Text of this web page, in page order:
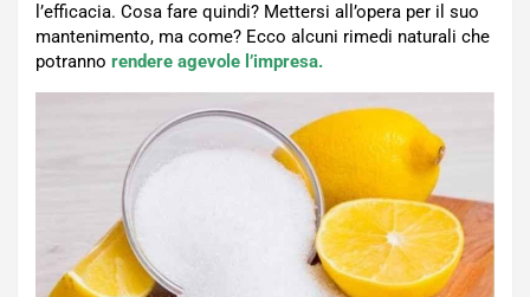
l’efficacia. Cosa fare quindi? Mettersi all’opera per il suo
mantenimento, ma come? Ecco alcuni rimedi naturali che
potranno rendere agevole l’impresa.